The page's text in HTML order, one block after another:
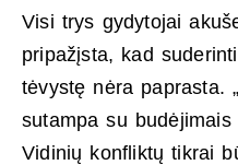
Visi trys gydytojai
pripažįsta, kad
tėvystę nėra paprasta.
sutampa su
Vidinių konfliktų tikrai